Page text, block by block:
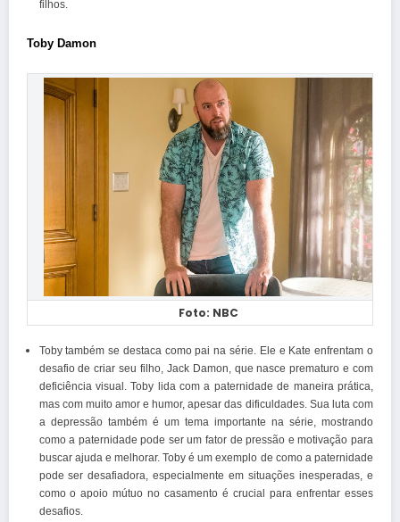
filhos.
Toby Damon
Foto: NBC
Toby também se destaca como pai na série. Ele e Kate enfrentam o
desafio de criar seu filho, Jack Damon, que nasce prematuro e com
deficiência visual. Toby lida com a paternidade de maneira prática,
mas com muito amor e humor, apesar das dificuldades. Sua luta com
a depressão também é um tema importante na série, mostrando
como a paternidade pode ser um fator de pressão e motivação para
buscar ajuda e melhorar. Toby é um exemplo de como a paternidade
pode ser desafiadora, especialmente em situações inesperadas, e
como o apoio mútuo no casamento é crucial para enfrentar esses
desafios.